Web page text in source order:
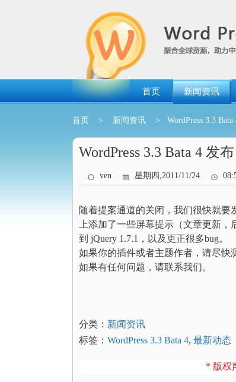
首页 新闻资讯
首页 > 新闻资讯 > WordPress 3.3 Bata
WordPress 3.3 Bata 4 发布
ven 星期四,2011/11/24
随着提案通道的关闭，我们很快就要
上添加了一些屏幕提示（文章更新
到 jQuery 1.7.1，以及更正很多bug。
如果你的插件或者主题作者，请尽快
如果有任何问题，请联系我们。
分类： 新闻资讯
标签： WordPress 3.3 Bata 4, 最新动态
* 版权